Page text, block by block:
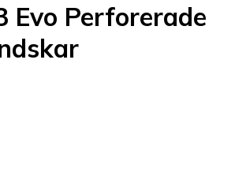
Evo Perforerade